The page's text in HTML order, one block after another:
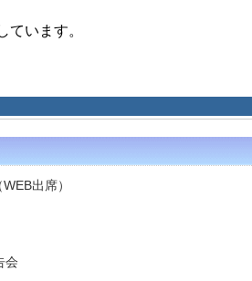
います。
出席）
会